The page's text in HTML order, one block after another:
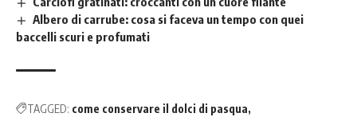
Albero di carrube: cosa si faceva un tempo con quei
baccelli scuri e profumati
TAGGED: come conservare il dolci di pasqua